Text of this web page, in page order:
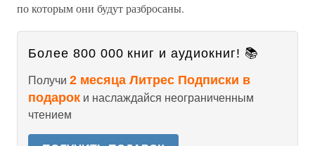
по которым они будут разбросаны.
Более 800 000 книг и аудиокниг! 📚
Получи 2 месяца Литрес Подписки в
подарок и наслаждайся неограниченным
чтением